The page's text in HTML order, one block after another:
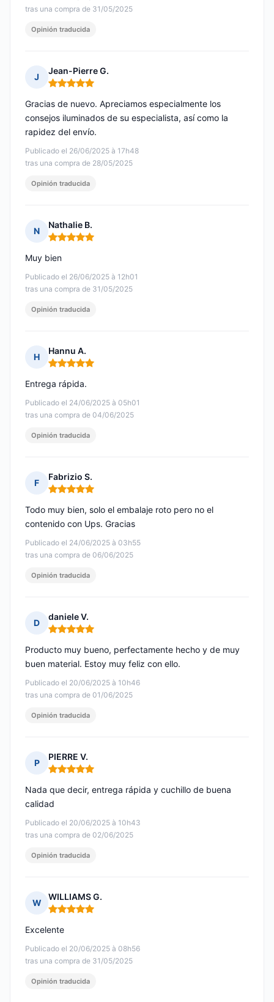
tras una compra de 31/05/2025
Opinión traducida
J
Jean-Pierre G.
Nota: 5 de 5
Publicado el 26/06/2025 à 17h48
tras una compra de 28/05/2025
Gracias de nuevo. Apreciamos especialmente los
consejos iluminados de su especialista, así como la
rapidez del envío.
Opinión traducida
N
Nathalie B.
Nota: 5 de 5
Publicado el 26/06/2025 à 12h01
tras una compra de 31/05/2025
Muy bien
Opinión traducida
H
Hannu A.
Nota: 5 de 5
Publicado el 24/06/2025 à 05h01
tras una compra de 04/06/2025
Entrega rápida.
Opinión traducida
F
Fabrizio S.
Nota: 5 de 5
Publicado el 24/06/2025 à 03h55
tras una compra de 06/06/2025
Todo muy bien, solo el embalaje roto pero no el
contenido con Ups. Gracias
Opinión traducida
D
daniele V.
Nota: 5 de 5
Publicado el 20/06/2025 à 10h46
tras una compra de 01/06/2025
Producto muy bueno, perfectamente hecho y de muy
buen material. Estoy muy feliz con ello.
Opinión traducida
P
PIERRE V.
Nota: 5 de 5
Publicado el 20/06/2025 à 10h43
tras una compra de 02/06/2025
Nada que decir, entrega rápida y cuchillo de buena
calidad
Opinión traducida
W
WILLIAMS G.
Nota: 5 de 5
Publicado el 20/06/2025 à 08h56
tras una compra de 31/05/2025
Excelente
Opinión traducida